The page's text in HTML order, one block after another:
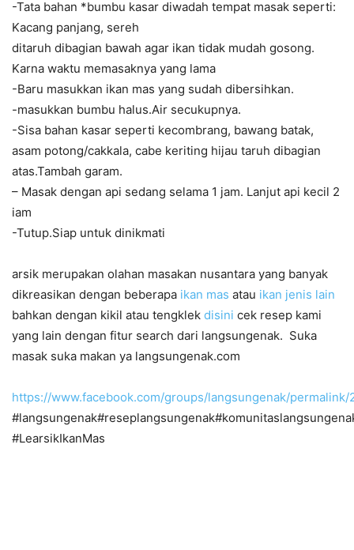
-Tata bahan *bumbu kasar diwadah tempat masak seperti:
Kacang panjang, sereh
ditaruh dibagian bawah agar ikan tidak mudah gosong.
Karna waktu memasaknya yang lama
-Baru masukkan ikan mas yang sudah dibersihkan.
-masukkan bumbu halus.Air secukupnya.
-Sisa bahan kasar seperti kecombrang, bawang batak,
asam potong/cakkala, cabe keriting hijau taruh dibagian
atas.Tambah garam.
– Masak dengan api sedang selama 1 jam. Lanjut api kecil 2
iam
-Tutup.Siap untuk dinikmati
arsik merupakan olahan masakan nusantara yang banyak
dikreasikan dengan beberapa ikan mas atau ikan jenis lain
bahkan dengan kikil atau tengklek disini cek resep kami
yang lain dengan fitur search dari langsungenak. Suka
masak suka makan ya langsungenak.com
https://www.facebook.com/groups/langsungenak/
#LearsikIkanMas